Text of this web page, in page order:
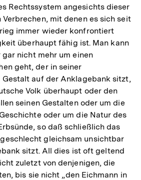
Rechtssystem angesichts dieser
mit denen es sich seit
immer wieder konfrontiert
überhaupt fähig ist. Man kann
nicht mehr um einen
geht, der in seiner
Gestalt auf der Anklagebank sitzt,
Volk überhaupt oder den
seinen Gestalten oder um die
oder um die Natur des
so daß schließlich das
gleichsam unsichtbar
sitzt. All dies ist oft geltend
zuletzt von denjenigen, die
bis sie nicht „den Eichmann in